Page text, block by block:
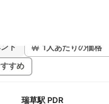
ト 1人あたりの価格
すめ
瑞草駅 PDR